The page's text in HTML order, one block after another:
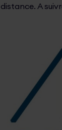
distance. A